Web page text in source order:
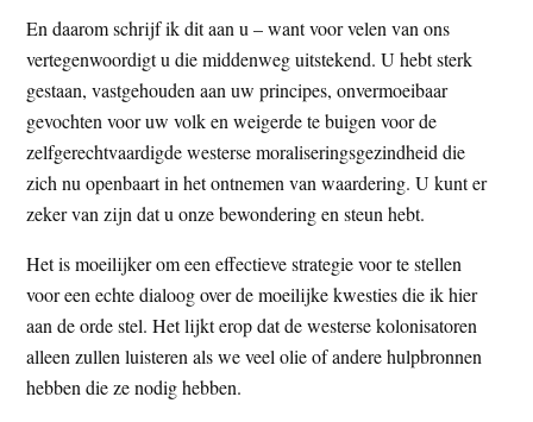
En daarom schrijf ik dit aan u – want voor velen van ons
vertegenwoordigt u die middenweg uitstekend. U hebt sterk
gestaan, vastgehouden aan uw principes, onvermoeibaar
gevochten voor uw volk en weigerde te buigen voor de
zelfgerechtvaardigde westerse moraliseringsgezindheid die
zich nu openbaart in het ontnemen van waardering. U kunt er
zeker van zijn dat u onze bewondering en steun hebt.
Het is moeilijker om een effectieve strategie voor te stellen
voor een echte dialoog over de moeilijke kwesties die ik hier
aan de orde stel. Het lijkt erop dat de westerse kolonisatoren
alleen zullen luisteren als we veel olie of andere hulpbronnen
hebben die ze nodig hebben.